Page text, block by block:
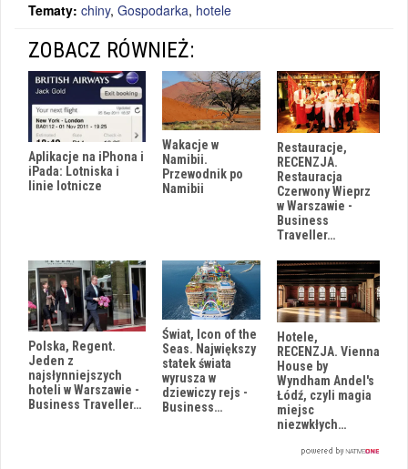
Tematy: chiny, Gospodarka, hotele
ZOBACZ RÓWNIEŻ:
Aplikacje na iPhona i
iPada: Lotniska i
linie lotnicze
Wakacje w
Namibii.
Przewodnik po
Namibii
Restauracje,
RECENZJA.
Restauracja
Czerwony Wieprz
w Warszawie -
Business
Traveller…
Polska, Regent.
Jeden z
najsłynniejszych
hoteli w Warszawie -
Business Traveller…
Świat, Icon of the
Seas. Największy
statek świata
wyrusza w
dziewiczy rejs -
Business…
Hotele,
RECENZJA. Vienna
House by
Wyndham Andel's
Łódź, czyli magia
miejsc
niezwkłych…